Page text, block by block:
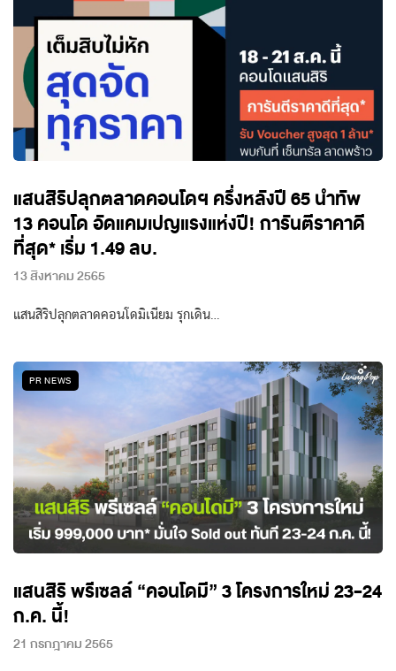
แสนสิริปลุกตลาดคอนโดฯ ครึ่งหลังปี 65 นำทัพ
13 คอนโด อัดแคมเปญแรงแห่งปี! การันตีราคาดี
ที่สุด* เริ่ม 1.49 ลบ.
13 สิงหาคม 2565
แสนสิริปลุกตลาดคอนโดมิเนียม รุกเดิน…
PR NEWS
แสนสิริ พรีเซลล์ “คอนโดมี” 3 โครงการใหม่ 23-24
ก.ค. นี้!
21 กรกฎาคม 2565